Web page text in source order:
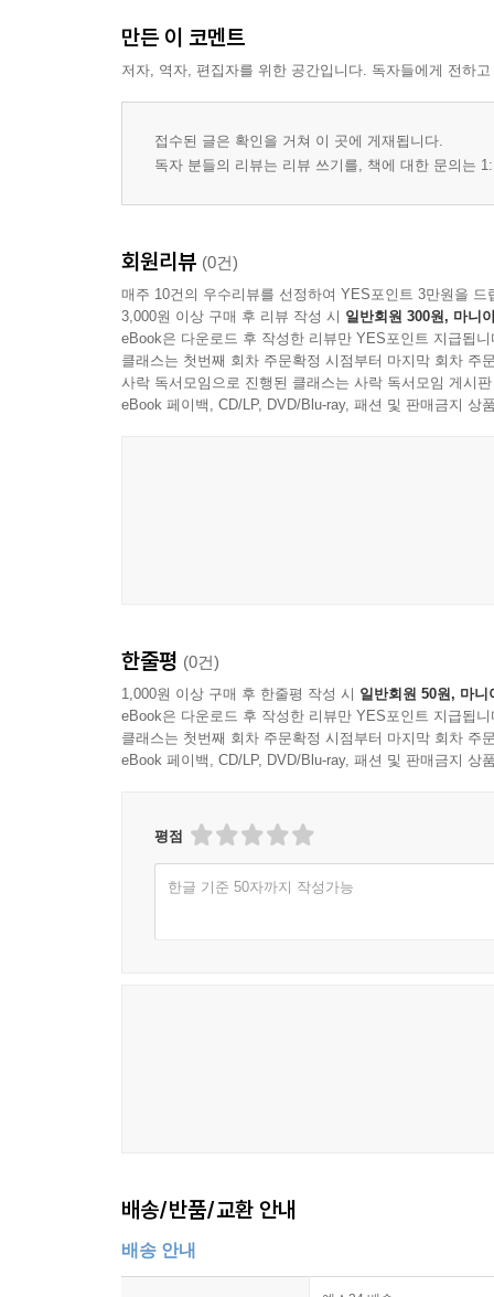
만든 이 코멘트
저자, 역자, 편집자를 위한 공간입니다. 독자들에게 전하
접수된 글은 확인을 거쳐 이 곳에 게재됩니다.
독자 분들의 리뷰는 리뷰 쓰기를, 책에 대한 문의는
회원리뷰 (0건)
매주 10건의 우수리뷰를 선정하여 YES포인트 3만원을 드
3,000원 이상 구매 후 리뷰 작성 시 일반회원 300원, 마니
eBook은 다운로드 후 작성한 리뷰만 YES포인트 지급됩니
클래스는 첫번째 회차 주문확정 시점부터 마지막 회차 주
사락 독서모임으로 진행된 클래스는 사락 독서모임 게시
eBook 페이백, CD/LP, DVD/Blu-ray, 패션 및 판매금지 상
한줄평 (0건)
1,000원 이상 구매 후 한줄평 작성 시 일반회원 50원, 마니
eBook은 다운로드 후 작성한 리뷰만 YES포인트 지급됩니
클래스는 첫번째 회차 주문확정 시점부터 마지막 회차 주
eBook 페이백, CD/LP, DVD/Blu-ray, 패션 및 판매금지 상
평점
한글 기준 50자까지 작성가능
배송/반품/교환 안내
배송 안내